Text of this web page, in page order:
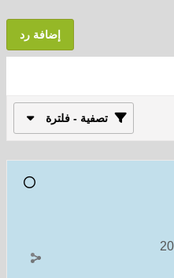
إضافة رد
تصفية - فلترة